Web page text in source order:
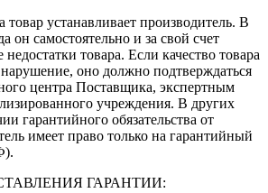
устанавливает производитель. В
он самостоятельно и за свой счет
товара. Если качество товара
оно должно подтверждаться
центра Поставщика, экспертным
учреждения. В других
гарантийного обязательства от
имеет право только на гарантийный
ГАРАНТИИ: